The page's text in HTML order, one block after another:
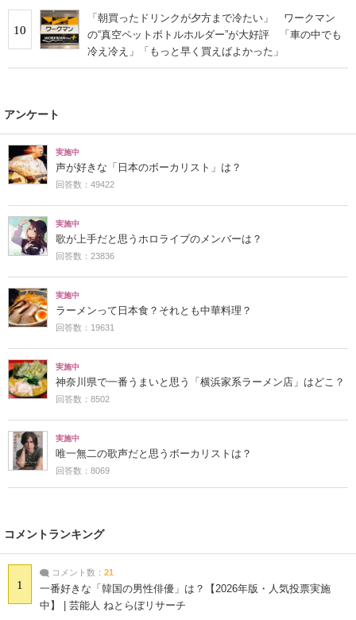
10
「朝買ったドリンクが夕方まで冷たい」 ワークマン
の“真空ペットボトルホルダー”が大好評 「車の中でも
冷え冷え」「もっと早く買えばよかった」
アンケート
実施中
声が好きな「日本のボーカリスト」は？
回答数：49422
実施中
歌が上手だと思うホロライブのメンバーは？
回答数：23836
実施中
ラーメンって日本食？それとも中華料理？
回答数：19631
実施中
神奈川県で一番うまいと思う「横浜家系ラーメン店」はどこ？
回答数：8502
実施中
唯一無二の歌声だと思うボーカリストは？
回答数：8069
コメントランキング
1
コメント数： 21
一番好きな「韓国の男性俳優」は？【2026年版・人気投票実施
中】 | 芸能人 ねとらぼリサーチ